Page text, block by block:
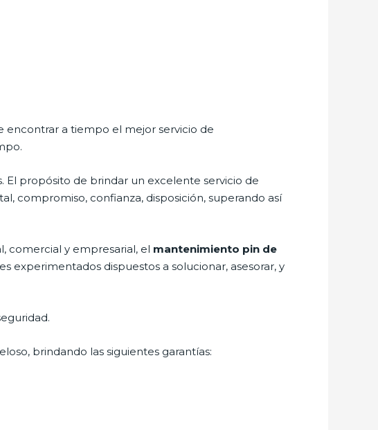
encontrar a tiempo el mejor servicio de
El propósito de brindar un excelente servicio de
compromiso, confianza, disposición, superando así
comercial y empresarial, el mantenimiento pin de
experimentados dispuestos a solucionar, asesorar, y
brindando las siguientes garantías: